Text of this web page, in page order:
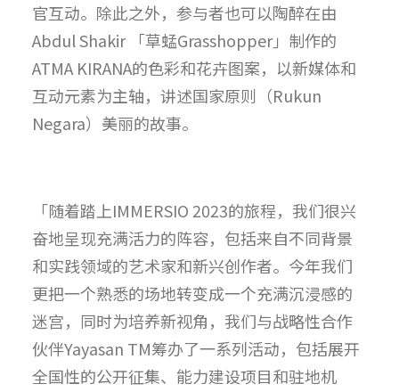
官互动。除此之外，参与者也可以陶醉在由
Abdul Shakir 「草蜢Grasshopper」制作的
ATMA KIRANA的色彩和花卉图案，以新媒体和
互动元素为主轴，讲述国家原则（Rukun
Negara）美丽的故事。
「随着踏上IMMERSIO 2023的旅程，我们很兴
奋地呈现充满活力的阵容，包括来自不同背景
和实践领域的艺术家和新兴创作者。今年我们
更把一个熟悉的场地转变成一个充满沉浸感的
迷宫，同时为培养新视角，我们与战略性合作
伙伴Yayasan TM筹办了一系列活动，包括展开
全国性的公开征集、能力建设项目和驻地机